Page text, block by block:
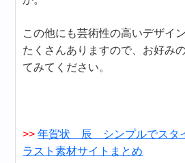
この他にも芸術性の高いデザイ
たくさんありますので、お好み
てみてください。
>> 年賀状 辰 シンプルでスタ
ラスト素材サイトまとめ